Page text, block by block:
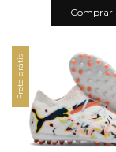
Comprar
Frete grátis